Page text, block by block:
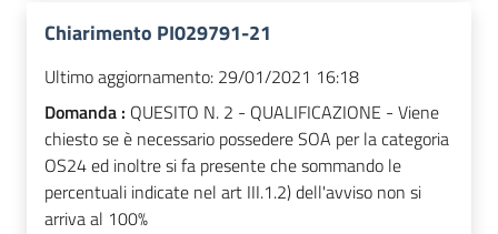
Chiarimento PI029791-21
Ultimo aggiornamento: 29/01/2021 16:18
Domanda : QUESITO N. 2 - QUALIFICAZIONE - Viene
chiesto se è necessario possedere SOA per la categoria
OS24 ed inoltre si fa presente che sommando le
percentuali indicate nel art III.1.2) dell'avviso non si
arriva al 100%